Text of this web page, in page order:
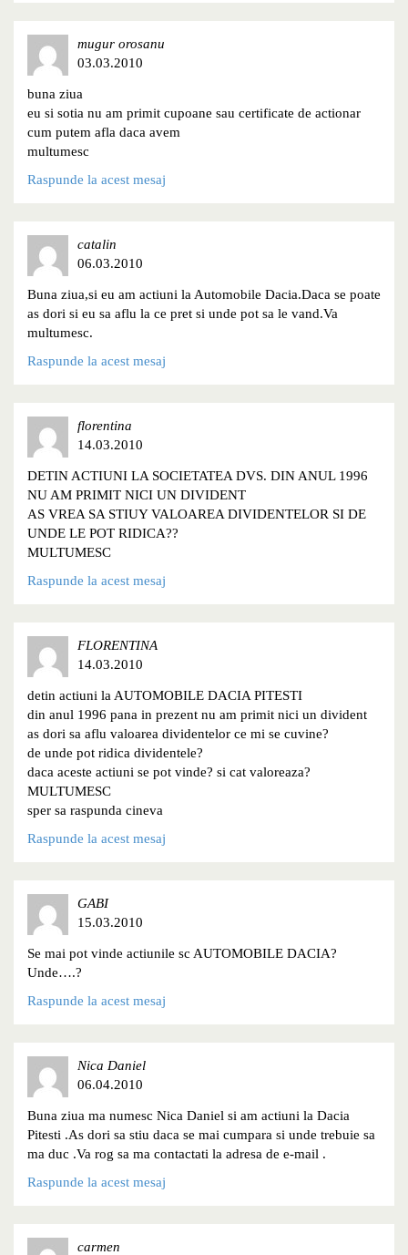
mugur orosanu
03.03.2010
buna ziua
eu si sotia nu am primit cupoane sau certificate de actionar
cum putem afla daca avem
multumesc
Raspunde la acest mesaj
catalin
06.03.2010
Buna ziua,si eu am actiuni la Automobile Dacia.Daca se poate
as dori si eu sa aflu la ce pret si unde pot sa le vand.Va
multumesc.
Raspunde la acest mesaj
florentina
14.03.2010
DETIN ACTIUNI LA SOCIETATEA DVS. DIN ANUL 1996
NU AM PRIMIT NICI UN DIVIDENT
AS VREA SA STIUY VALOAREA DIVIDENTELOR SI DE
UNDE LE POT RIDICA??
MULTUMESC
Raspunde la acest mesaj
FLORENTINA
14.03.2010
detin actiuni la AUTOMOBILE DACIA PITESTI
din anul 1996 pana in prezent nu am primit nici un divident
as dori sa aflu valoarea dividentelor ce mi se cuvine?
de unde pot ridica dividentele?
daca aceste actiuni se pot vinde? si cat valoreaza?
MULTUMESC
sper sa raspunda cineva
Raspunde la acest mesaj
GABI
15.03.2010
Se mai pot vinde actiunile sc AUTOMOBILE DACIA?
Unde….?
Raspunde la acest mesaj
Nica Daniel
06.04.2010
Buna ziua ma numesc Nica Daniel si am actiuni la Dacia
Pitesti .As dori sa stiu daca se mai cumpara si unde trebuie sa
ma duc .Va rog sa ma contactati la adresa de e-mail .
Raspunde la acest mesaj
carmen